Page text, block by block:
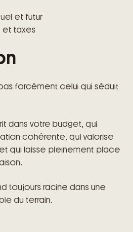
et futur
et taxes
forcément celui qui séduit
dans votre budget, qui
cohérente, qui valorise
qui laisse pleinement place
toujours racine dans une
du terrain.